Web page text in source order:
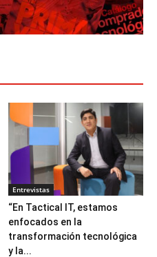
Entrevistas
“En Tactical IT, estamos
enfocados en la
transformación tecnológica
y la...